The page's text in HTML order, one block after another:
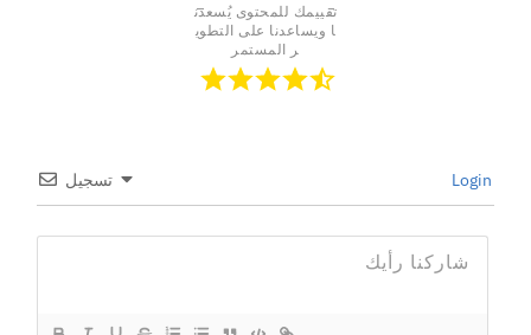
تقييمك للمحتوى يُسعدن
ا ويساعدنا على التطوي
ر المستمر
تسجيل Login